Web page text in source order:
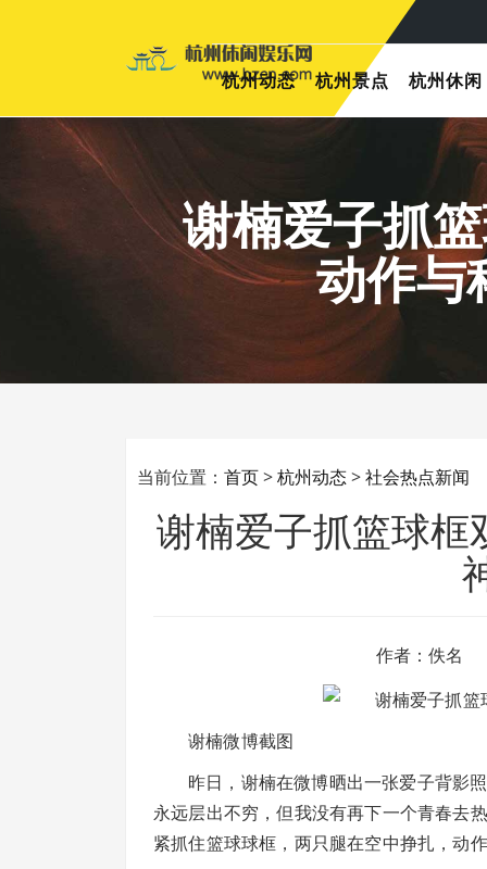
杭州动态 杭州景点 杭州休闲
谢楠爱子抓
动作与
当前位置： 首页>杭州动态>社会热点新闻
谢楠爱子抓篮球框
作者：佚名
谢楠微博截图
昨日，谢楠在微博晒出一张爱子背影
永远层出不穷，但我没有再下一个青春去
紧抓住篮球球框，两只腿在空中挣扎，动